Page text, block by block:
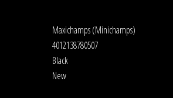
Maxichamps (Minichamps)
4012138780507
Black
New